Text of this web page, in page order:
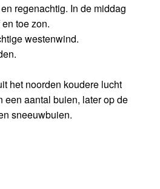
regenachtig. In de middag
toe zon.
westenwind.
het noorden koudere lucht
een aantal buien, later op de
sneeuwbuien.